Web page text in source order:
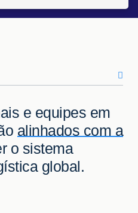
e equipes em
alinhados com a
o sistema
global.